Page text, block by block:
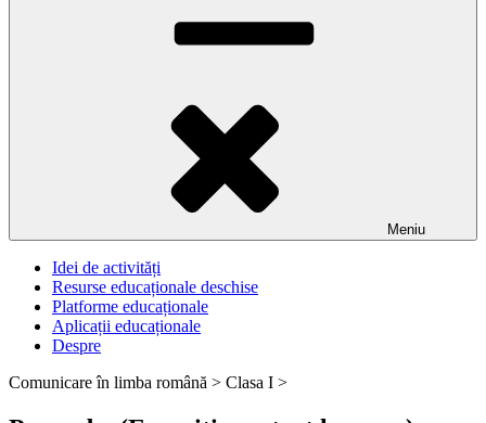
Meniu
Idei de activități
Resurse educaționale deschise
Platforme educaționale
Aplicații educaționale
Despre
Comunicare în limba română > Clasa I >